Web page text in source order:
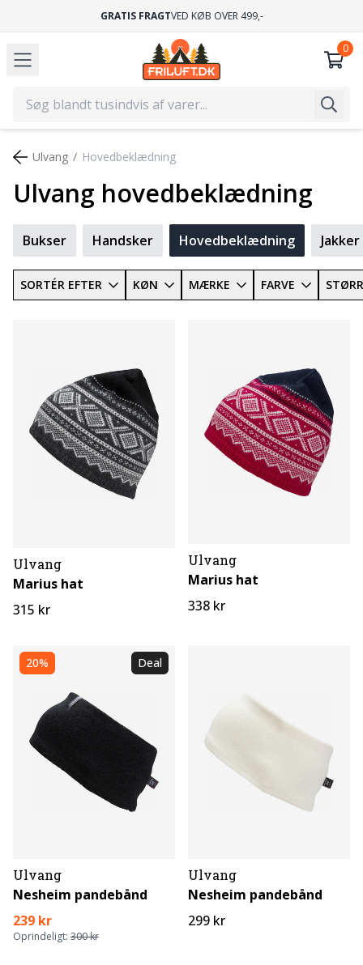
GRATIS FRAGTVED KØB OVER 499,-
Bukser Handsker Hovedbeklædning Jakker
Ulvang Hovedbeklædning
Ulvang hovedbeklædning
SORTÉR EFTER KØN MÆRKE FARVE
Ulvang
Marius hat
315 kr
Ulvang
Marius hat
338 kr
20% Deal
Ulvang
Nesheim pandebånd
239 kr
Oprindeligt: 300 kr
Ulvang
Nesheim pandebånd
299 kr